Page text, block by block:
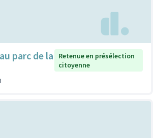
parc de la
Retenue en présélection
citoyenne